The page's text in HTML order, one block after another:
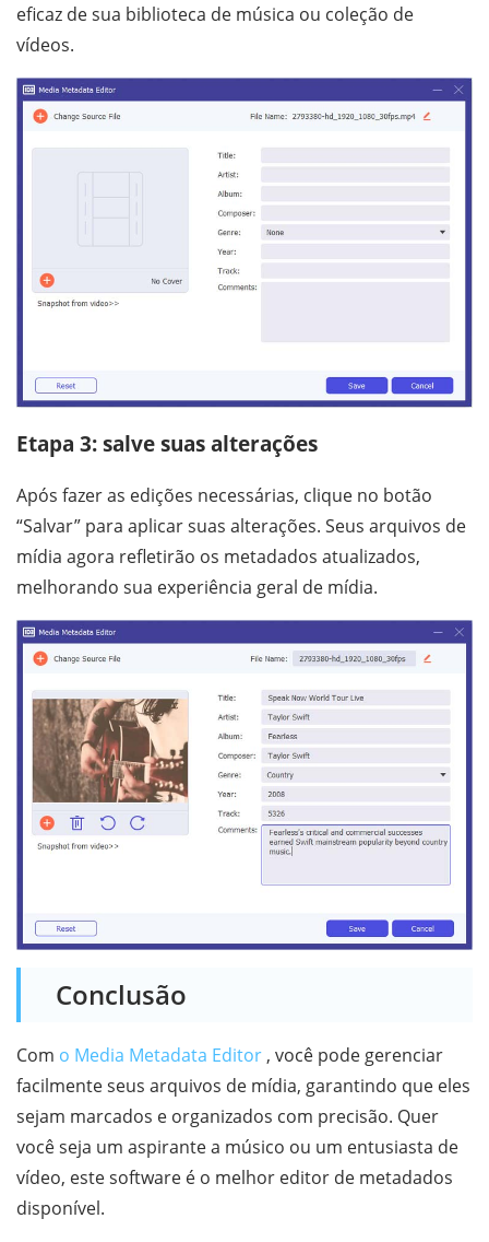
eficaz de sua biblioteca de música ou coleção de
vídeos.
Etapa 3: salve suas alterações
Após fazer as edições necessárias, clique no botão
“Salvar” para aplicar suas alterações. Seus arquivos de
mídia agora refletirão os metadados atualizados,
melhorando sua experiência geral de mídia.
Conclusão
Com o Media Metadata Editor , você pode gerenciar
facilmente seus arquivos de mídia, garantindo que eles
sejam marcados e organizados com precisão. Quer
você seja um aspirante a músico ou um entusiasta de
vídeo, este software é o melhor editor de metadados
disponível.